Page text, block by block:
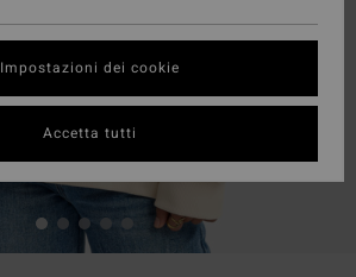
Impostazioni dei cookie
Accetta tutti